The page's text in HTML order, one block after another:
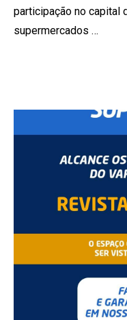
participação no capital
supermercados …